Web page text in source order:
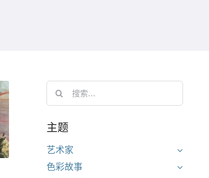
Search
for:
主题
艺术家
色彩故事